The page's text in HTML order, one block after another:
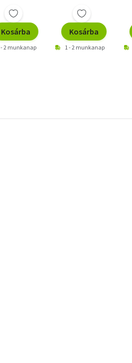
Kosárba
- 2 munkanap
Kosárba
1 - 2 munkanap